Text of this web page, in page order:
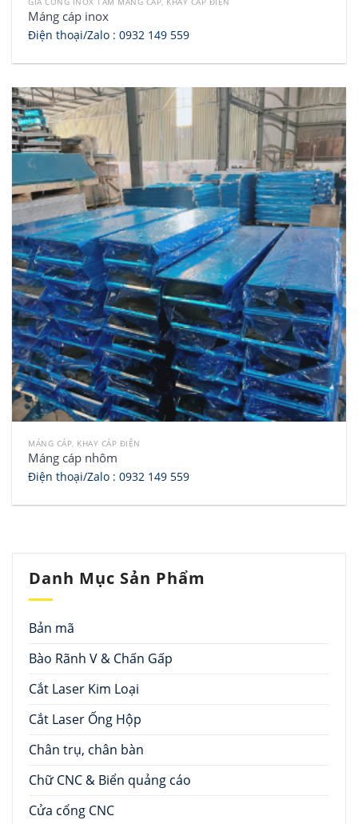
Danh Mục Sản Phẩm
Bản mã
Bào Rãnh V & Chấn Gấp
Cắt Laser Kim Loại
Cắt Laser Ống Hộp
Chân trụ, chân bàn
Chữ CNC & Biển quảng cáo
Cửa cổng CNC
Máng cáp inox
Điện thoại/Zalo : 0932 149 559
MÁNG CÁP, KHAY CÁP ĐIỆN
Máng cáp nhôm
Điện thoại/Zalo : 0932 149 559